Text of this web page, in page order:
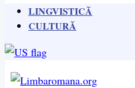
LINGVISTICĂ
CULTURĂ